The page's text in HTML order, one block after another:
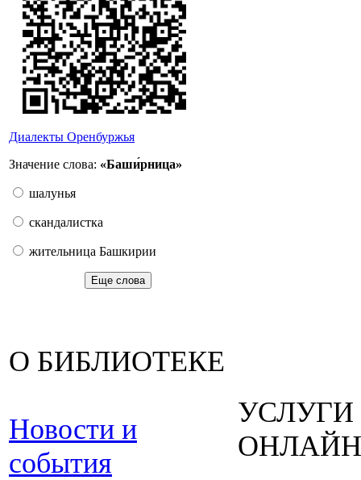
Диалекты Оренбуржья
Значение слова: «Баши́рница»
шалунья
скандалистка
жительница Башкирии
Еще слова
О БИБЛИОТЕКЕ
Новости и
события
УСЛУГИ
ОНЛАЙН